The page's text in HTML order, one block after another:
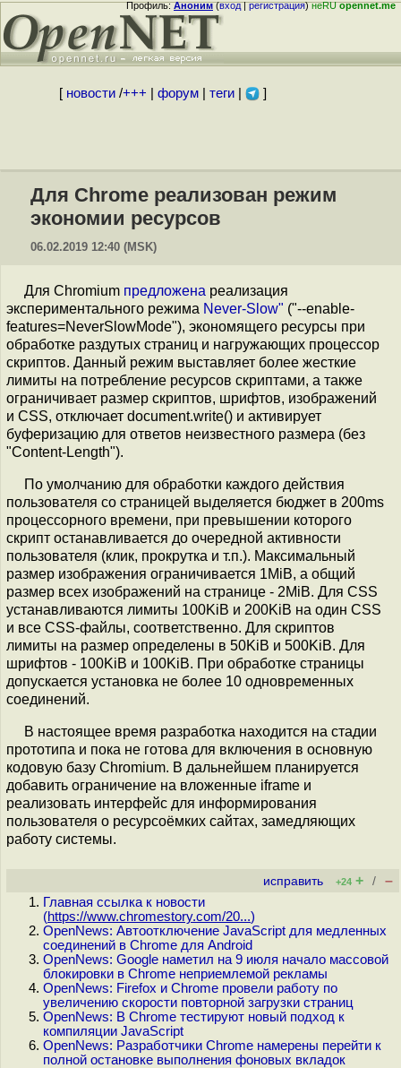
Профиль:Аноним(вход|регистрация)неRUopennet.me
[ новости/+++ форум| теги| ]
Для Chrome реализован режим
экономии ресурсов
06.02.2019 12:40 (MSK)
Для Chromium предложена реализация
экспериментального режима Never-Slow" ("--enable-
features=NeverSlowMode"), экономящего ресурсы при
обработке раздутых страниц и нагружающих процессор
скриптов. Данный режим выставляет более жесткие
лимиты на потребление ресурсов скриптами, а также
ограничивает размер скриптов, шрифтов, изображений
и CSS, отключает document.write() и активирует
буферизацию для ответов неизвестного размера (без
"Content-Length").
По умолчанию для обработки каждого действия
пользователя со страницей выделяется бюджет в 200ms
процессорного времени, при превышении которого
скрипт останавливается до очередной активности
пользователя (клик, прокрутка и т.п.). Максимальный
размер изображения ограничивается 1MiB, а общий
размер всех изображений на странице - 2MiB. Для CSS
устанавливаются лимиты 100KiB и 200KiB на один CSS
и все CSS-файлы, соответственно. Для скриптов
лимиты на размер определены в 50KiB и 500KiB. Для
шрифтов - 100KiB и 100KiB. При обработке страницы
допускается установка не более 10 одновременных
соединений.
В настоящее время разработка находится на стадии
прототипа и пока не готова для включения в основную
кодовую базу Chromium. В дальнейшем планируется
добавить ограничение на вложенные iframe и
реализовать интерфейс для информирования
пользователя о ресурсоёмких сайтах, замедляющих
работу системы.
исправить +24 + / –
Главная ссылка к новости
(https://www.chromestory.com/20...)
OpenNews: Автоотключение JavaScript для медленных
соединений в Chrome для Android
OpenNews: Google наметил на 9 июля начало массовой
блокировки в Chrome неприемлемой рекламы
OpenNews: Firefox и Chrome провели работу по
увеличению скорости повторной загрузки страниц
OpenNews: В Chrome тестируют новый подход к
компиляции JavaScript
OpenNews: Разработчики Chrome намерены перейти к
полной остановке выполнения фоновых вкладок